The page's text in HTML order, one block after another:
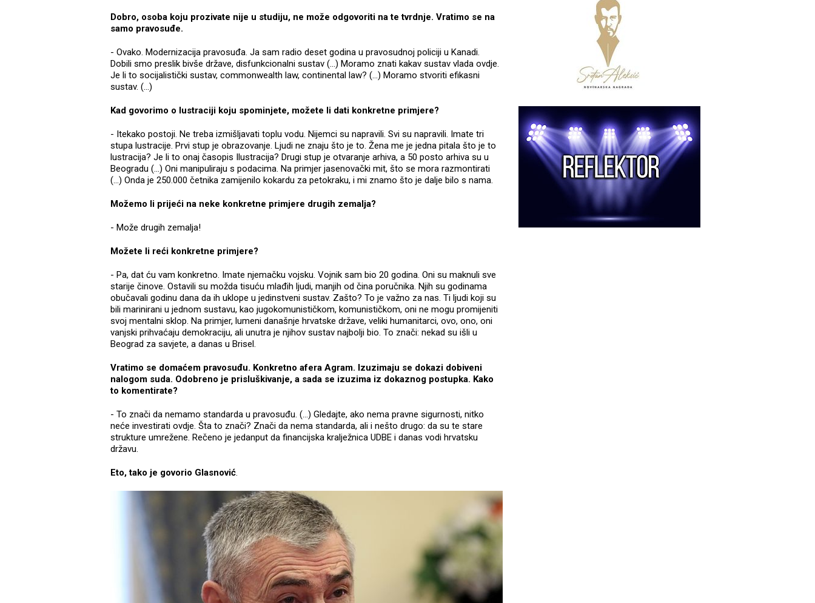
Dobro, osoba koju prozivate nije u studiju, ne može odgovoriti na te tvrdnje. Vratimo se na
samo pravosuđe.
- Ovako. Modernizacija pravosuđa. Ja sam radio deset godina u pravosudnoj policiji u Kanadi.
Dobili smo preslik bivše države, disfunkcionalni sustav (...) Moramo znati kakav sustav vlada ovdje.
Je li to socijalistički sustav, commonwealth law, continental law? (...) Moramo stvoriti efikasni
sustav. (...)
Kad govorimo o lustraciji koju spominjete, možete li dati konkretne primjere?
- Itekako postoji. Ne treba izmišljavati toplu vodu. Nijemci su napravili. Svi su napravili. Imate tri
stupa lustracije. Prvi stup je obrazovanje. Ljudi ne znaju što je to. Žena me je jedna pitala što je to
lustracija? Je li to onaj časopis Ilustracija? Drugi stup je otvaranje arhiva, a 50 posto arhiva su u
Beogradu (...) Oni manipuliraju s podacima. Na primjer jasenovački mit, što se mora razmontirati
(...) Onda je 250.000 četnika zamijenilo kokardu za petokraku, i mi znamo što je dalje bilo s nama.
Možemo li prijeći na neke konkretne primjere drugih zemalja?
- Može drugih zemalja!
Možete li reći konkretne primjere?
- Pa, dat ću vam konkretno. Imate njemačku vojsku. Vojnik sam bio 20 godina. Oni su maknuli sve
starije činove. Ostavili su možda tisuću mlađih ljudi, manjih od čina poručnika. Njih su godinama
obučavali godinu dana da ih uklope u jedinstveni sustav. Zašto? To je važno za nas. Ti ljudi koji su
bili marinirani u jednom sustavu, kao jugokomunističkom, komunističkom, oni ne mogu promijeniti
svoj mentalni sklop. Na primjer, lumeni današnje hrvatske države, veliki humanitarci, ovo, ono, oni
vanjski prihvaćaju demokraciju, ali unutra je njihov sustav najbolji bio. To znači: nekad su išli u
Beograd za savjete, a danas u Brisel.
Vratimo se domaćem pravosuđu. Konkretno afera Agram. Izuzimaju se dokazi dobiveni
nalogom suda. Odobreno je prisluškivanje, a sada se izuzima iz dokaznog postupka. Kako
to komentirate?
- To znači da nemamo standarda u pravosuđu. (...) Gledajte, ako nema pravne sigurnosti, nitko
neće investirati ovdje. Šta to znači? Znači da nema standarda, ali i nešto drugo: da su te stare
strukture umrežene. Rečeno je jedanput da financijska kralježnica UDBE i danas vodi hrvatsku
državu.
Eto, tako je govorio Glasnović.